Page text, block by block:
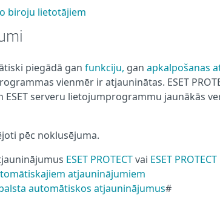
biroju lietotājiem
piegādā gan funkciju, gan apkalpošanas
vienmēr ir atjauninātas. ESET
serveru lietojumprogrammu jaunākās
pēc noklusējuma.
ESET PROTECTvai ESET
atjauninājumiem
automātiskos atjauninājumus#